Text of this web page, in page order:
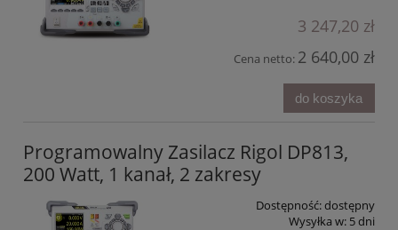
3 247,20 zł
Cena netto: 2 640,00 zł
do koszyka
Programowalny Zasilacz Rigol DP813,
200 Watt, 1 kanał, 2 zakresy
Dostępność:dostępny
Wysyłka w: 5 dni